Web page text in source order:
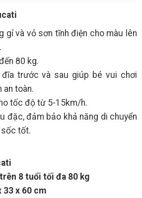
gỉ và vỏ sơn tĩnh điện cho màu lên
80 kg.
đĩa trước và sau giúp bé vui chơi
an toàn.
tốc độ từ 5-15km/h.
đặc, đảm bảo khả năng di chuyển
sốc tốt.
8 tuổi tối đa 80 kg
33 x 60 cm